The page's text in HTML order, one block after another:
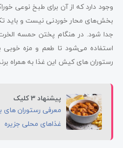
وجود دارد که از آن برای طبخ نوعی
بخش‌های محار خوردنی نیست و باید
جدا شود. در هنگام پختن حمسه الخرت
استفاده می‌شود تا طعم و مزه خوبی
رستوران های کیش این غذا به همراه
پیشنهاد 3 کلیک
معرفی رستوران
غذاهای محلی جزیره